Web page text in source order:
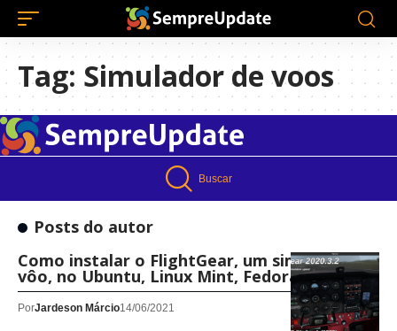
Tag: Simulador de voos
Buscar
Posts do autor
Como instalar o FlightGear, um simulador de
vôo, no Ubuntu, Linux Mint, Fedora, Debian
PorJardeson Márcio14/06/2021